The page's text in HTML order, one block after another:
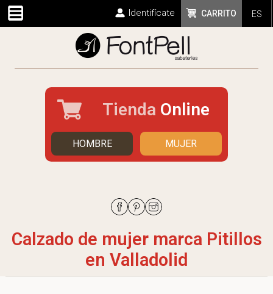
ES
CARRITO
Identifícate
Tienda Online
HOMBRE MUJER
Calzado de mujer marca Pitillos
en Valladolid